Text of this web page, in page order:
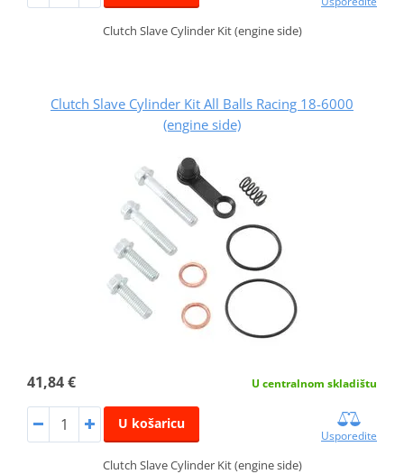
Clutch Slave Cylinder Kit (engine side)
Clutch Slave Cylinder Kit All Balls Racing 18-6000
(engine side)
41,84 € U centralnom skladištu
U košaricu
Usporedite
Clutch Slave Cylinder Kit (engine side)